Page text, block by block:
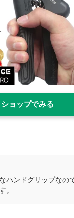
ショップでみる
ハンドグリップなの
。